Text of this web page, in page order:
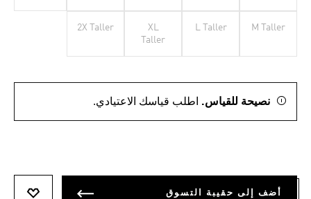
M Taller
L Taller
XL
Taller
2X Taller
نصيحة للقياس. اطلب قياسك الاعتيادي.
أضف إلى حقيبة التسوق